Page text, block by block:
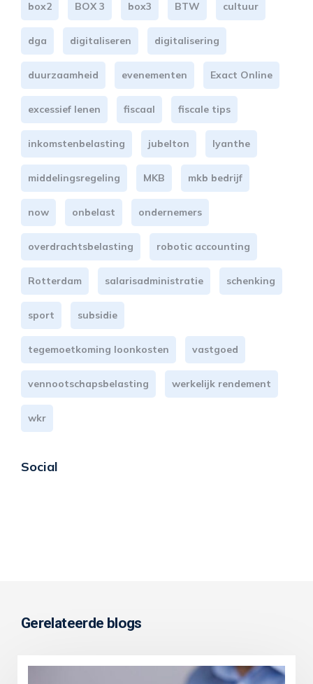
box2 BOX 3 box3 BTW cultuur
dga digitaliseren digitalisering
duurzaamheid evenementen Exact Online
excessief lenen fiscaal fiscale tips
inkomstenbelasting jubelton lyanthe
middelingsregeling MKB mkb bedrijf
now onbelast ondernemers
overdrachtsbelasting robotic accounting
Rotterdam salarisadministratie schenking
sport subsidie
tegemoetkoming loonkosten vastgoed
vennootschapsbelasting werkelijk rendement
wkr
Social
Gerelateerde blogs